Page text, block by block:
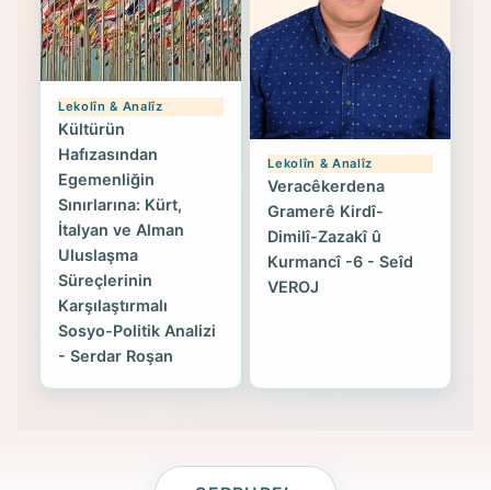
Lekolîn & Analîz
Kültürün
Hafızasından
Egemenliğin
Sınırlarına: Kürt,
İtalyan ve Alman
Uluslaşma
Süreçlerinin
Karşılaştırmalı
Sosyo-Politik Analizi
- Serdar Roşan
Lekolîn & Analîz
Veracêkerdena
Gramerê Kirdî-
Dimilî-Zazakî û
Kurmancî -6 - Seîd
VEROJ